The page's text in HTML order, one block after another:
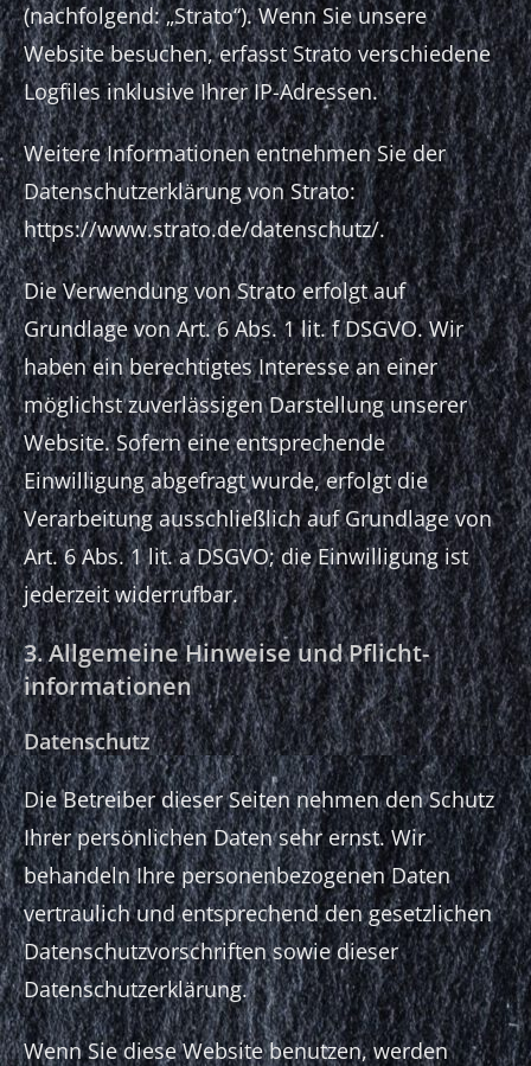
(nachfolgend: „Strato“). Wenn Sie unsere
Website besuchen, erfasst Strato verschiedene
Logfiles inklusive Ihrer IP-Adressen.
Weitere Informationen entnehmen Sie der
Datenschutzerklärung von Strato:
https://www.strato.de/datenschutz/.
Die Verwendung von Strato erfolgt auf
Grundlage von Art. 6 Abs. 1 lit. f DSGVO. Wir
haben ein berechtigtes Interesse an einer
möglichst zuverlässigen Darstellung unserer
Website. Sofern eine entsprechende
Einwilligung abgefragt wurde, erfolgt die
Verarbeitung ausschließlich auf Grundlage von
Art. 6 Abs. 1 lit. a DSGVO; die Einwilligung ist
jederzeit widerrufbar.
3. Allgemeine Hinweise und Pflicht­
informationen
Datenschutz
Die Betreiber dieser Seiten nehmen den Schutz
Ihrer persönlichen Daten sehr ernst. Wir
behandeln Ihre personenbezogenen Daten
vertraulich und entsprechend den gesetzlichen
Datenschutzvorschriften sowie dieser
Datenschutzerklärung.
Wenn Sie diese Website benutzen, werden